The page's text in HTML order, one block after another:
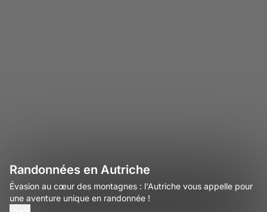
Randonnées en Autriche
Évasion au cœur des montagnes : l'Autriche vous appelle pour
une aventure unique en randonnée !